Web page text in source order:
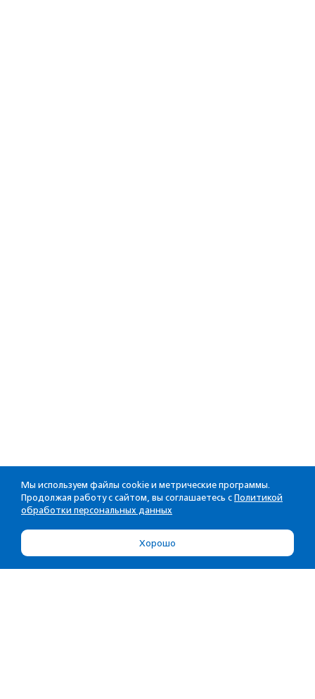
Мы используем файлы cookie и метрические программы.
Продолжая работу с сайтом, вы соглашаетесь с Политикой
обработки персональных данных
Хорошо